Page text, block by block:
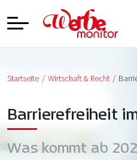
Startseite Wirtschaft & Recht
Barrierefreiheit
Was kommt ab